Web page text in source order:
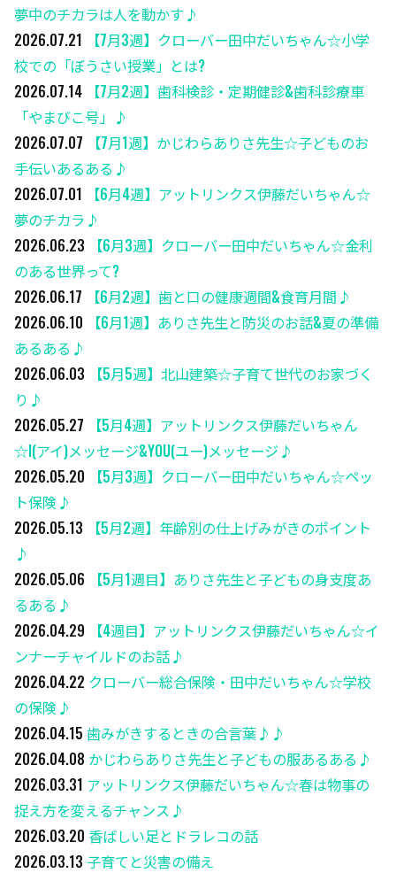
夢中のチカラは人を動かす♪
2026.07.21
【7月3週】クローバー田中だいちゃん☆小学
校での「ぼうさい授業」とは?
2026.07.14
【7月2週】歯科検診・定期健診&歯科診療車
「やまびこ号」♪
2026.07.07
【7月1週】かじわらありさ先生☆子どものお
手伝いあるある♪
2026.07.01
【6月4週】アットリンクス伊藤だいちゃん☆
夢のチカラ♪
2026.06.23
【6月3週】クローバー田中だいちゃん☆金利
のある世界って?
2026.06.17
【6月2週】歯と口の健康週間&食育月間♪
2026.06.10
【6月1週】ありさ先生と防災のお話&夏の準備
あるある♪
2026.06.03
【5月5週】北山建築☆子育て世代のお家づく
り♪
2026.05.27
【5月4週】アットリンクス伊藤だいちゃん
☆I(アイ)メッセージ&YOU(ユー)メッセージ♪
2026.05.20
【5月3週】クローバー田中だいちゃん☆ペッ
ト保険♪
2026.05.13
【5月2週】年齢別の仕上げみがきのポイント
♪
2026.05.06
【5月1週目】ありさ先生と子どもの身支度あ
るある♪
2026.04.29
【4週目】アットリンクス伊藤だいちゃん☆イ
ンナーチャイルドのお話♪
2026.04.22 クローバー総合保険・田中だいちゃん☆学校
の保険♪
2026.04.15 歯みがきするときの合言葉♪♪
2026.04.08 かじわらありさ先生と子どもの服あるある♪
2026.03.31 アットリンクス伊藤だいちゃん☆春は物事の
捉え方を変えるチャンス♪
2026.03.20 香ばしい足とドラレコの話
2026.03.13 子育てと災害の備え